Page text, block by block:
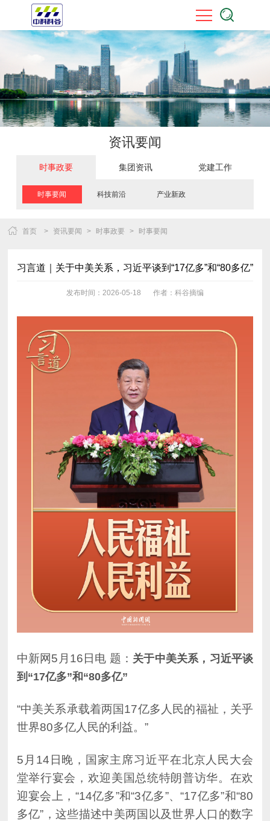
资讯要闻
时事政要 集团资讯 党建工作
时事要闻 科技前沿 产业新政
首页 > 资讯要闻 > 时事政要 > 时事要闻
习言道｜关于中美关系，习近平谈到“17亿多”和“80多亿”
发布时间：2026-05-18 作者：科谷摘编
中新网5月16日电 题：
到“17亿多”和“80多亿”
世界80多亿人民的利益。”